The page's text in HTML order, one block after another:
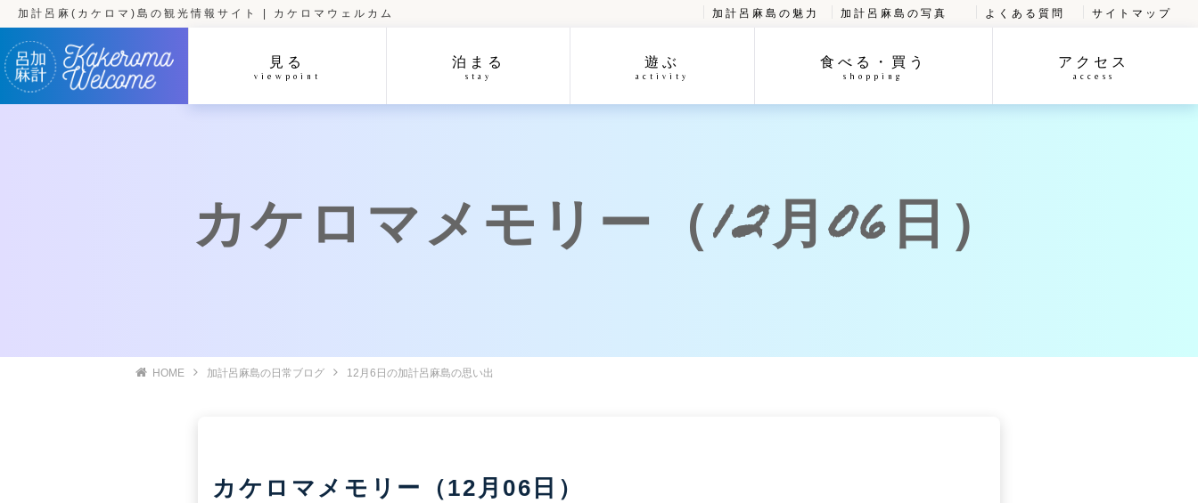
加計呂麻(カケロマ)島の観光情報サイト | カケロマウェルカム 加計呂麻島の魅力 加計呂麻島の写真 よくある質問 サイトマップ
見る
viewpoint
泊まる
stay
遊ぶ
activity
食べる・買う
shopping
アクセス
access
カケロマメモリー（12月06日）
HOME 加計呂麻島の日常ブログ 12月6日の加計呂麻島の思い出
カケロマメモリー（12月06日）